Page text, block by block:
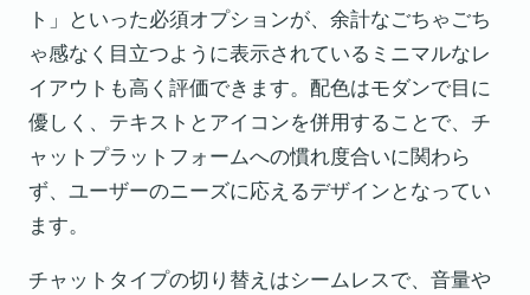
ト」といった必須オプションが、余計なごちゃごち
ゃ感なく目立つように表示されているミニマルなレ
イアウトも高く評価できます。配色はモダンで目に
優しく、テキストとアイコンを併用することで、チ
ャットプラットフォームへの慣れ度合いに関わら
ず、ユーザーのニーズに応えるデザインとなってい
ます。
チャットタイプの切り替えはシームレスで、音量や